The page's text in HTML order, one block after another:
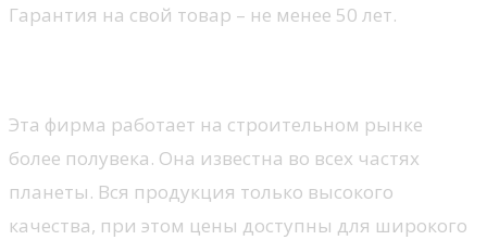
Гарантия на свой товар – не менее 50 лет.
Эта фирма работает на строительном рынке
более полувека. Она известна во всех частях
планеты. Вся продукция только высокого
качества, при этом цены доступны для широкого